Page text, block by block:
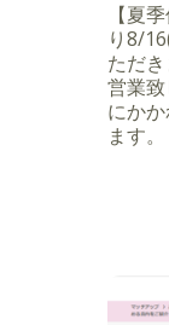
【夏
り8/
ただ
営業
にか
ます